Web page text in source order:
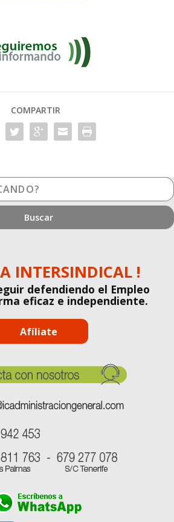
COMPARTIR
INTERSINDICAL !
defendiendo el Empleo
eficaz e independiente.
Afíliate